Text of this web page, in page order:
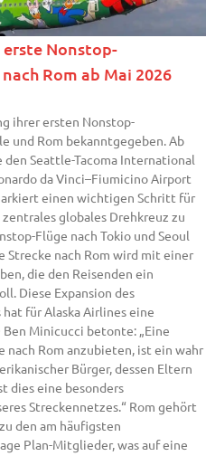
Nonstop-
Rom ab Mai 2026
ihrer ersten Nonstop-
und Rom bekanntgegeben. Ab
Seattle-Tacoma International
da Vinci–Fiumicino Airport
einen wichtigen Schritt für
globales Drehkreuz zu
Flüge nach Tokio und Seoul
Strecke nach Rom wird mit einer
die den Reisenden ein
Diese Expansion des
für Alaska Airlines eine
Minicucci betonte: „Eine
nach Rom anzubieten, ist ein wahr
Bürger, dessen Eltern
dies eine besonders
Streckennetzes.“ Rom gehört
den am häufigsten
Plan-Mitglieder, was auf eine